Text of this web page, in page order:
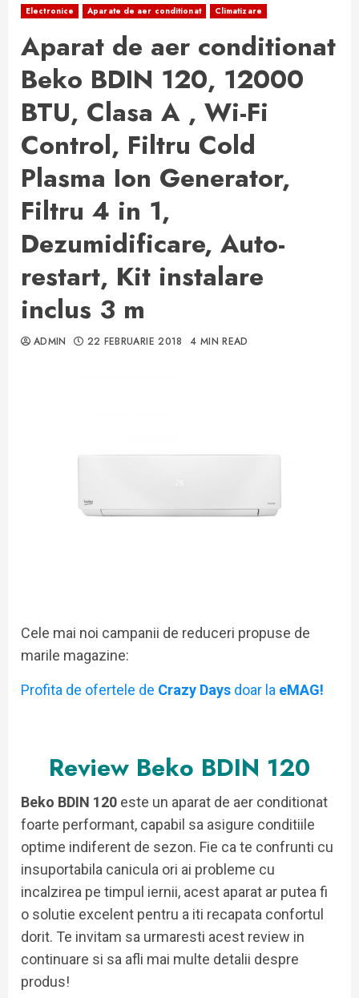
Electronice Aparate de aer conditionat Climatizare
Aparat de aer conditionat
Beko BDIN 120, 12000
BTU, Clasa A , Wi-Fi
Control, Filtru Cold
Plasma Ion Generator,
Filtru 4 in 1,
Dezumidificare, Auto-
restart, Kit instalare
inclus 3 m
ADMIN 22 FEBRUARIE 2018 4 MIN READ
Cele mai noi campanii de reduceri propuse de
marile magazine:
Profita de ofertele de Crazy Days doar la eMAG!
Review Beko BDIN 120
Beko BDIN 120 este un aparat de aer conditionat
foarte performant, capabil sa asigure conditiile
optime indiferent de sezon. Fie ca te confrunti cu
insuportabila canicula ori ai probleme cu
incalzirea pe timpul iernii, acest aparat ar putea fi
o solutie excelent pentru a iti recapata confortul
dorit. Te invitam sa urmaresti acest review in
continuare si sa afli mai multe detalii despre
produs!